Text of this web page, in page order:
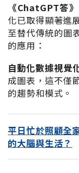
《ChatGPT答》
化已取得顯著進
至替代傳統的圖
的應用：
自動化數據視覺
成圖表，這不僅
的趨勢和模式。
平日忙於照顧全
的大腦與生活？